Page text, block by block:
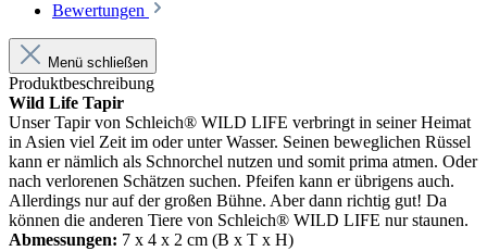
Bewertungen
Menü schließen
Produktbeschreibung
Wild Life Tapir
Unser Tapir von Schleich® WILD LIFE verbringt in seiner Heimat
in Asien viel Zeit im oder unter Wasser. Seinen beweglichen Rüssel
kann er nämlich als Schnorchel nutzen und somit prima atmen. Oder
nach verlorenen Schätzen suchen. Pfeifen kann er übrigens auch.
Allerdings nur auf der großen Bühne. Aber dann richtig gut! Da
können die anderen Tiere von Schleich® WILD LIFE nur staunen.
Abmessungen: 7 x 4 x 2 cm (B x T x H)